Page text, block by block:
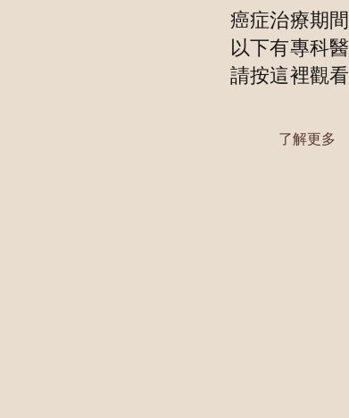
癌症治療期
以下有專科
請按這裡觀
了解更多